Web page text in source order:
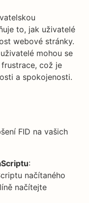
to, jak uživatelé
webové stránky.
mohou se
což je
a spokojenosti.
FID na vašich
:
načítaného
načítejte